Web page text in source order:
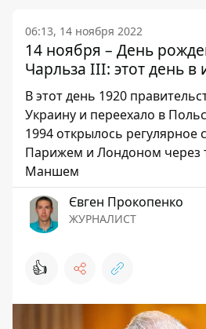
06:13, 14 ноября 2022
14 ноября – День
Чарльза III: этот день в
В этот день 1920
Украину и переехало в
1994 открылось
Парижем и Лондоном через
Маншем
Євген Прокопенко
ЖУРНАЛИСТ
👍